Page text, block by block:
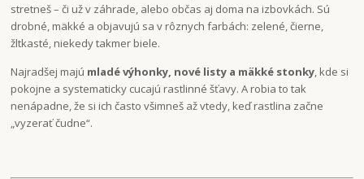
stretneš – či už v záhrade, alebo občas aj doma na izbovkách. Sú
drobné, mäkké a objavujú sa v rôznych farbách: zelené, čierne,
žltkasté, niekedy takmer biele.
Najradšej majú mladé výhonky, nové listy a mäkké stonky, kde si
pokojne a systematicky cucajú rastlinné šťavy. A robia to tak
nenápadne, že si ich často všimneš až vtedy, keď rastlina začne
„vyzerať čudne“.